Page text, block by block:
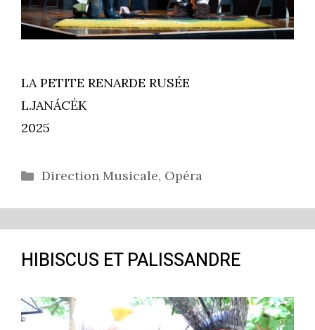
LA PETITE RENARDE RUSÉE
L.JANÁCĖK
2025
Catégories
Direction Musicale, Opéra
HIBISCUS ET PALISSANDRE